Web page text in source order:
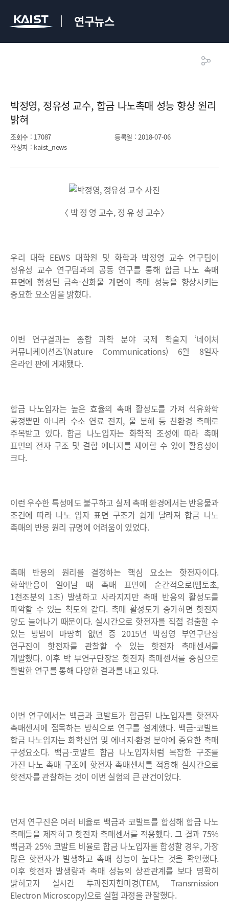
연구뉴스
박정영, 정유성 교수, 합금 나노촉매 성능 향상 원리
밝혀​
조회수 : 17087 등록일 : 2018-07-06
작성자 : kaist_news
〈 박 정 영 교수, 정 유 성 교수〉
우리 대학 EEWS 대학원 및 화학과 박정영 교수 연구팀이
정유성 교수 연구팀과의 공동 연구를 통해 합금 나노 촉매
표면에 형성된 금속-산화물 계면이 촉매 성능을 향상시키는
중요한 요소임을 밝혔다.
이번 연구결과는 종합 과학 분야 국제 학술지 ‘네이처
커뮤니케이션즈’(Nature Communications) 6월 8일자
온라인 판에 게재됐다.
합금 나노입자는 높은 효율의 촉매 활성도를 가져 석유화학
공정뿐만 아니라 수소 연료 전지, 물 분해 등 친환경 촉매로
주목받고 있다. 합금 나노입자는 화학적 조성에 따라 촉매
표면의 전자 구조 및 결합 에너지를 제어할 수 있어 활용성이
크다.
이런 우수한 특성에도 불구하고 실제 촉매 환경에서는 반응물과
조건에 따라 나노 입자 표면 구조가 쉽게 달라져 합금 나노
촉매의 반응 원리 규명에 어려움이 있었다.
촉매 반응의 원리를 결정하는 핵심 요소는 핫전자이다.
화학반응이 일어날 때 촉매 표면에 순간적으로(펨토초,
1천조분의 1초) 발생하고 사라지지만 촉매 반응의 활성도를
파악할 수 있는 척도와 같다. 촉매 활성도가 증가하면 핫전자
양도 늘어나기 때문이다. 실시간으로 핫전자를 직접 검출할 수
있는 방법이 마땅히 없던 중 2015년 박정영 부연구단장
연구진이 핫전자를 관찰할 수 있는 핫전자 촉매센서를
개발했다. 이후 박 부연구단장은 핫전자 촉매센서를 중심으로
활발한 연구를 통해 다양한 결과를 내고 있다.
이번 연구에서는 백금과 코발트가 합금된 나노입자를 핫전자
촉매센서에 접목하는 방식으로 연구를 설계했다. 백금-코발트
합금 나노입자는 화학산업 및 에너지·환경 분야에 중요한 촉매
구성요소다. 백금-코발트 합금 나노입자처럼 복잡한 구조를
가진 나노 촉매 구조에 핫전자 촉매센서를 적용해 실시간으로
핫전자를 관찰하는 것이 이번 실험의 큰 관건이었다.
먼저 연구진은 여러 비율로 백금과 코발트를 합성해 합금 나노
촉매들을 제작하고 핫전자 촉매센서를 적용했다. 그 결과 75%
백금과 25% 코발트 비율로 합금 나노입자를 합성할 경우, 가장
많은 핫전자가 발생하고 촉매 성능이 높다는 것을 확인했다.
이후 핫전자 발생량과 촉매 성능의 상관관계를 보다 명확히
밝히고자 실시간 투과전자현미경(TEM, Transmission
Electron Microscopy)으로 실험 과정을 관찰했다.